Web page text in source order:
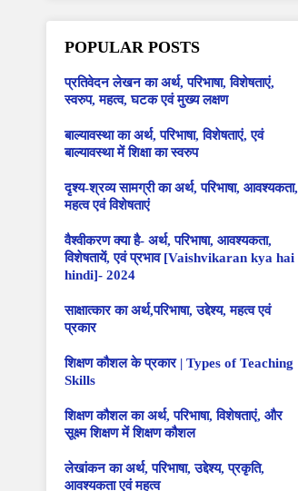
POPULAR POSTS
प्रतिवेदन लेखन का अर्थ, परिभाषा, विशेषताएं,
स्वरुप, महत्व, घटक एवं मुख्य लक्षण
बाल्यावस्था का अर्थ, परिभाषा, विशेषताएं, एवं
बाल्यावस्था में शिक्षा का स्वरुप
दृश्य-श्रव्य सामग्री का अर्थ, परिभाषा, आवश्यकता,
महत्व एवं विशेषताएं
वैश्वीकरण क्या है- अर्थ, परिभाषा, आवश्यकता,
विशेषतायें, एवं प्रभाव [Vaishvikaran kya hai
hindi]- 2024
साक्षात्कार का अर्थ,परिभाषा, उद्देश्य, महत्व एवं
प्रकार
शिक्षण कौशल के प्रकार | Types of Teaching
Skills
शिक्षण कौशल का अर्थ, परिभाषा, विशेषताएं, और
सूक्ष्म शिक्षण में शिक्षण कौशल
लेखांकन का अर्थ, परिभाषा, उद्देश्य, प्रकृति,
आवश्यकता एवं महत्व